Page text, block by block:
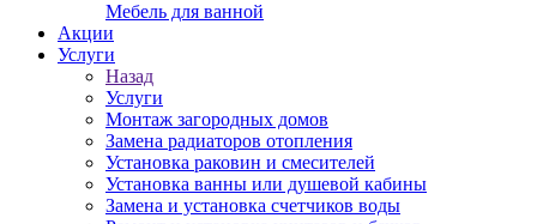
Мебель для ванной
Акции
Услуги
Назад
Услуги
Монтаж загородных домов
Замена радиаторов отопления
Установка раковин и смесителей
Установка ванны или душевой кабины
Замена и установка счетчиков воды